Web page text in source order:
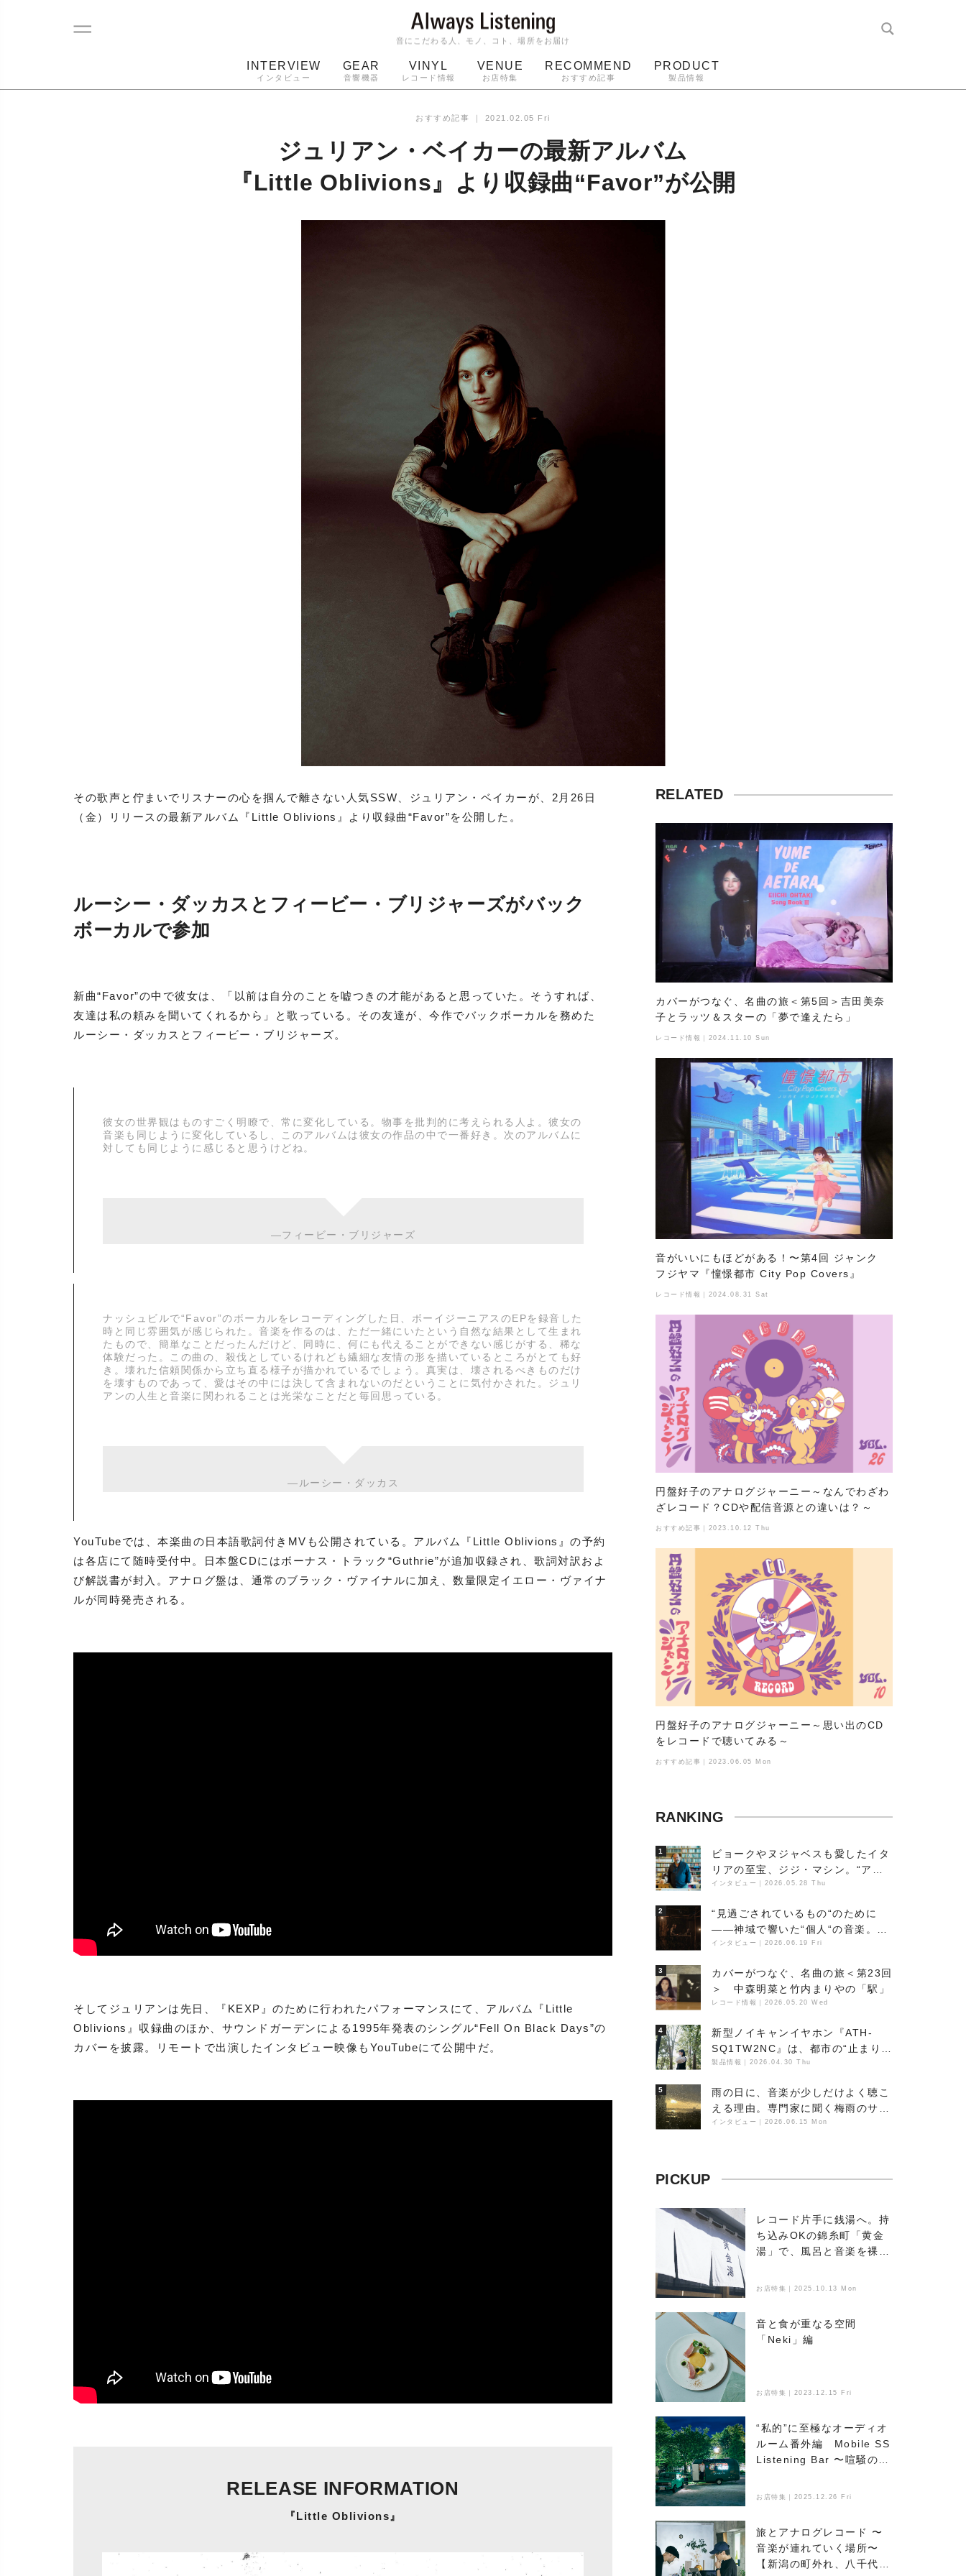
音にこだわる人、モノ、コト、場所をお届け
INTERVIEW
インタビュー
GEAR
音響機器
VINYL
レコード情報
VENUE
お店特集
RECOMMEND
おすすめ記事
PRODUCT
製品情報
ターンテーブル
おすすめ記事 ｜ 2021.02.05 Fri
ジュリアン・ベイカーの最新アルバム
『Little Oblivions』より収録曲“Favor”が公開
その歌声と佇まいでリスナーの心を掴んで離さない人気SSW、ジュリアン・ベイカーが、2月26日
（金）リリースの最新アルバム『Little Oblivions』より収録曲“Favor”を公開した。
ルーシー・ダッカスとフィービー・ブリジャーズがバック
ボーカルで参加
新曲“Favor”の中で彼女は、「以前は自分のことを嘘つきの才能があると思っていた。そうすれば、
友達は私の頼みを聞いてくれるから」と歌っている。その友達が、今作でバックボーカルを務めた
ルーシー・ダッカスとフィービー・ブリジャーズ。
彼女の世界観はものすごく明瞭で、常に変化している。物事を批判的に考えられる人よ。彼女の
音楽も同じように変化しているし、このアルバムは彼女の作品の中で一番好き。次のアルバムに
対しても同じように感じると思うけどね。
―フィービー・ブリジャーズ
ナッシュビルで“Favor”のボーカルをレコーディングした日、ボーイジーニアスのEPを録音した
時と同じ雰囲気が感じられた。音楽を作るのは、ただ一緒にいたという自然な結果として生まれ
たもので、簡単なことだったんだけど、同時に、何にも代えることができない感じがする、稀な
体験だった。この曲の、殺伐としているけれども繊細な友情の形を描いているところがとても好
き。壊れた信頼関係から立ち直る様子が描かれているでしょう。真実は、壊されるべきものだけ
を壊すものであって、愛はその中には決して含まれないのだということに気付かされた。ジュリ
アンの人生と音楽に関われることは光栄なことだと毎回思っている。
―ルーシー・ダッカス
YouTubeでは、本楽曲の日本語歌詞付きMVも公開されている。アルバム『Little Oblivions』の予約
は各店にて随時受付中。日本盤CDにはボーナス・トラック“Guthrie”が追加収録され、歌詞対訳およ
び解説書が封入。アナログ盤は、通常のブラック・ヴァイナルに加え、数量限定イエロー・ヴァイナ
ルが同時発売される。
そしてジュリアンは先日、『KEXP』のために行われたパフォーマンスにて、アルバム『Little
Oblivions』収録曲のほか、サウンドガーデンによる1995年発表のシングル“Fell On Black Days”の
カバーを披露。リモートで出演したインタビュー映像もYouTubeにて公開中だ。
RELEASE INFORMATION
『Little Oblivions』
RELATED
カバーがつなぐ、名曲の旅＜第5回＞吉田美奈
子とラッツ＆スターの「夢で逢えたら」
レコード情報｜2024.11.10 Sun
音がいいにもほどがある！〜第4回 ジャンク
フジヤマ『憧憬都市 City Pop Covers』
レコード情報｜2024.08.31 Sat
円盤好子のアナログジャーニー～なんでわざわ
ざレコード？CDや配信音源との違いは？～
おすすめ記事｜2023.10.12 Thu
円盤好子のアナログジャーニー～思い出のCD
をレコードで聴いてみる～
おすすめ記事｜2023.06.05 Mon
RANKING
1
ビョークやヌジャベスも愛したイタ
リアの至宝、ジジ・マシン。“アン
ビエントの巨匠”が明かす創作の原
景
インタビュー 2026.05.28 Thu
2
“見過ごされているもの“のために
――神域で響いた“個人“の音楽。冥
丁の『赤城 夜神楽』をレポート
インタビュー 2026.06.19 Fri
3
カバーがつなぐ、名曲の旅＜第23回
＞ 中森明菜と竹内まりやの「駅」
レコード情報 2026.05.20 Wed
4
新型ノイキャンイヤホン『ATH-
SQ1TW2NC』は、都市の“止まり
木”になり得るーシンガーソングラ
製品情報 2026.04.30 Thu
5
雨の日に、音楽が少しだけよく聴こ
える理由。専門家に聞く梅雨のサウ
ンドスケープ
インタビュー 2026.06.15 Mon
PICKUP
レコード片手に銭湯へ。持
ち込みOKの錦糸町「黄金
湯」で、風呂と音楽を裸で
お店特集｜2025.10.13 Mon
音と食が重なる空間
「Neki」編
お店特集｜2023.12.15 Fri
“私的”に至極なオーディオ
ルーム番外編 Mobile SS
Listening Bar 〜喧騒のな
る、新たなオアシス〜
お店特集｜2025.12.26 Fri
旅とアナログレコード 〜
音楽が連れていく場所〜
【新潟の町外れ、八千代マ